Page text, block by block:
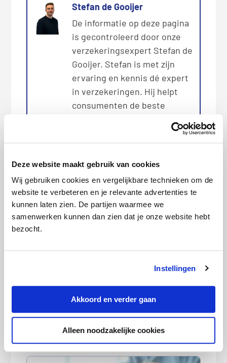
Deze website maakt gebruik van cookies
Wij gebruiken cookies en vergelijkbare technieken om de
website te verbeteren en je relevante advertenties te
kunnen laten zien. De partijen waarmee we
samenwerken kunnen dan zien dat je onze website hebt
bezocht.
Instellingen
Akkoord en verder gaan
Alleen noodzakelijke cookies
Stefan de Gooijer
De informatie op deze pagina
is gecontroleerd door onze
verzekeringsexpert Stefan de
Gooijer. Stefan is met zijn
ervaring en kennis dé expert
in verzekeringen. Hij helpt
consumenten de beste
om verzekeringen. Stefan is
regelmatig te gast bij
verschillende media om zijn
recent bijRadarte gast
geweest en heeft hij zijn
expertise gedeeld bij o.a. het
Categorie:Woonverzekering
Deze artikelen kunnen we je
aanraden: